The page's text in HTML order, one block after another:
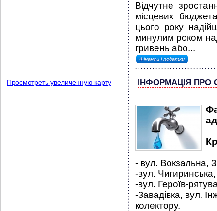
Просмотреть увеличенную карту
Відчутне
місцевих
цього року
минулим роком
гривень або...
Фінанси і податки
ІНФОРМАЦІЯ ПРО
- вул. Вокзальна,
-вул.
-вул. Героїв-
-Завадівка, вул.
колектору.